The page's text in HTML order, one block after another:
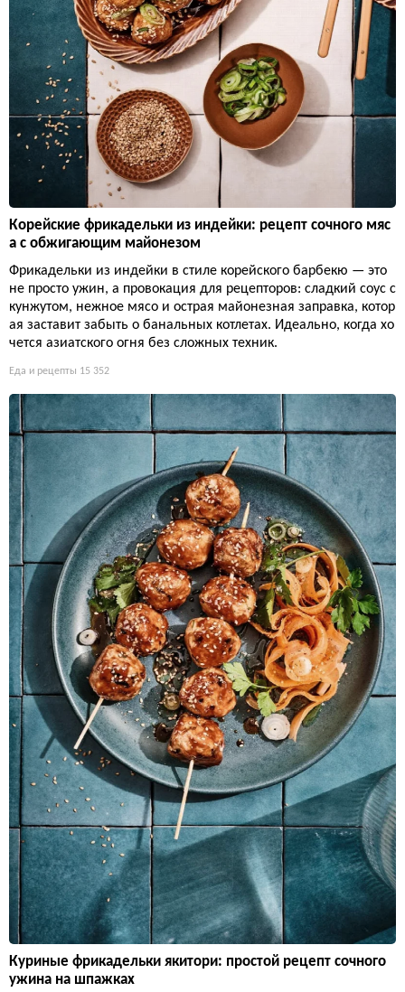
Корейские фрикадельки из индейки: рецепт сочного мяс
а с обжигающим майонезом
Фрикадельки из индейки в стиле корейского барбекю — это
не просто ужин, а провокация для рецепторов: сладкий соус с
кунжутом, нежное мясо и острая майонезная заправка, котор
ая заставит забыть о банальных котлетах. Идеально, когда хо
чется азиатского огня без сложных техник.
Еда и рецепты 15 352
Куриные фрикадельки якитори: простой рецепт сочного
ужина на шпажках